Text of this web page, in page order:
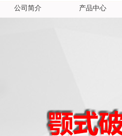
公司简介 产品中心